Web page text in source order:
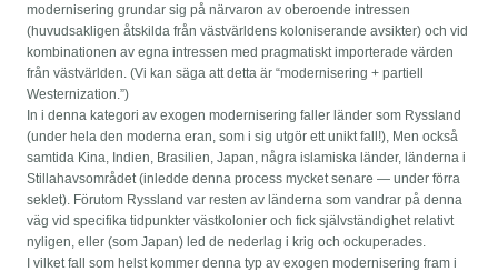
modernisering grundar sig på närvaron av oberoende intressen
(huvudsakligen åtskilda från västvärldens koloniserande avsikter) och vid
kombinationen av egna intressen med pragmatiskt importerade värden
från västvärlden. (Vi kan säga att detta är “modernisering + partiell
Westernization.”)
In i denna kategori av exogen modernisering faller länder som Ryssland
(under hela den moderna eran, som i sig utgör ett unikt fall!), Men också
samtida Kina, Indien, Brasilien, Japan, några islamiska länder, länderna i
Stillahavsområdet (inledde denna process mycket senare — under förra
seklet). Förutom Ryssland var resten av länderna som vandrar på denna
väg vid specifika tidpunkter västkolonier och fick självständighet relativt
nyligen, eller (som Japan) led de nederlag i krig och ockuperades.
I vilket fall som helst kommer denna typ av exogen modernisering fram i